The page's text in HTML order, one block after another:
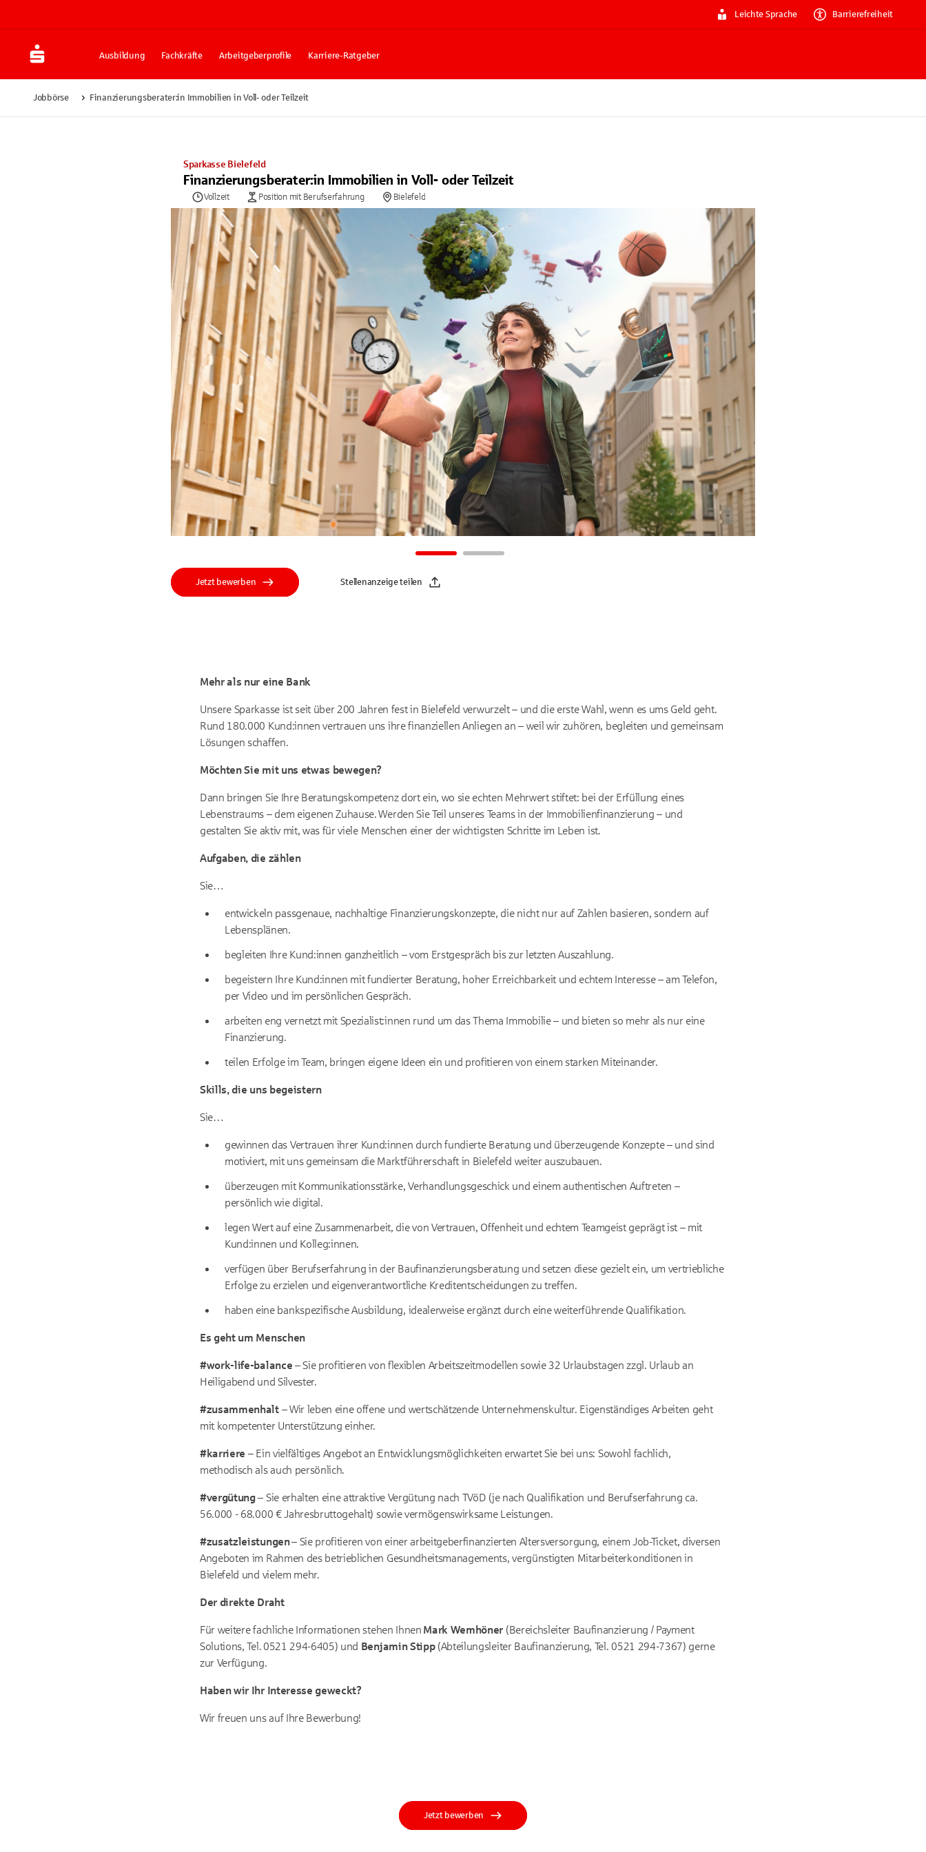
Leichte Sprache Barrierefreiheit
Ausbildung Fachkräfte Arbeitgeberprofile Karriere-Ratgeber
Jobbörse Finanzierungsberater:in Immobilien in Voll- oder Teilzeit
Sparkasse Bielefeld
Finanzierungsberater:in Immobilien in Voll- oder Teilzeit
Vollzeit Position mit Berufserfahrung Bielefeld
Jetzt bewerben Stellenanzeige teilen
Mehr als nur eine Bank
Unsere Sparkasse ist seit über 200 Jahren fest in Bielefeld verwurzelt – und die erste Wahl, wenn es ums Geld geht.
Rund 180.000 Kund:innen vertrauen uns ihre finanziellen Anliegen an – weil wir zuhören, begleiten und gemeinsam
Lösungen schaffen.
Möchten Sie mit uns etwas bewegen?
Dann bringen Sie Ihre Beratungskompetenz dort ein, wo sie echten Mehrwert stiftet: bei der Erfüllung eines
Lebenstraums – dem eigenen Zuhause. Werden Sie Teil unseres Teams in der Immobilienfinanzierung – und
gestalten Sie aktiv mit, was für viele Menschen einer der wichtigsten Schritte im Leben ist.
Aufgaben, die zählen
Sie…
entwickeln passgenaue, nachhaltige Finanzierungskonzepte, die nicht nur auf Zahlen basieren, sondern auf
Lebensplänen.
begleiten Ihre Kund:innen ganzheitlich – vom Erstgespräch bis zur letzten Auszahlung.
begeistern Ihre Kund:innen mit fundierter Beratung, hoher Erreichbarkeit und echtem Interesse – am Telefon,
per Video und im persönlichen Gespräch.
arbeiten eng vernetzt mit Spezialist:innen rund um das Thema Immobilie – und bieten so mehr als nur eine
Finanzierung.
teilen Erfolge im Team, bringen eigene Ideen ein und profitieren von einem starken Miteinander.
Skills, die uns begeistern
Sie…
gewinnen das Vertrauen ihrer Kund:innen durch fundierte Beratung und überzeugende Konzepte – und sind
motiviert, mit uns gemeinsam die Marktführerschaft in Bielefeld weiter auszubauen.
überzeugen mit Kommunikationsstärke, Verhandlungsgeschick und einem authentischen Auftreten –
persönlich wie digital.
legen Wert auf eine Zusammenarbeit, die von Vertrauen, Offenheit und echtem Teamgeist geprägt ist – mit
Kund:innen und Kolleg:innen.
verfügen über Berufserfahrung in der Baufinanzierungsberatung und setzen diese gezielt ein, um vertriebliche
Erfolge zu erzielen und eigenverantwortliche Kreditentscheidungen zu treffen.
haben eine bankspezifische Ausbildung, idealerweise ergänzt durch eine weiterführende Qualifikation.
Es geht um Menschen
#work-life-balance – Sie profitieren von flexiblen Arbeitszeitmodellen sowie 32 Urlaubstagen zzgl. Urlaub an
Heiligabend und Silvester.
#zusammenhalt– Wir leben eine offene und wertschätzende Unternehmenskultur. Eigenständiges Arbeiten geht
mit kompetenter Unterstützung einher.
#karriere – Ein vielfältiges Angebot an Entwicklungsmöglichkeiten erwartet Sie bei uns: Sowohl fachlich,
methodisch als auch persönlich.
#vergütung– Sie erhalten eine attraktive Vergütung nach TVöD (je nach Qualifikation und Berufserfahrung ca.
56.000 - 68.000 € Jahresbruttogehalt) sowie vermögenswirksame Leistungen.
#zusatzleistungen– Sie profitieren von einer arbeitgeberfinanzierten Altersversorgung, einem Job-Ticket, diversen
Angeboten im Rahmen des betrieblichen Gesundheitsmanagements, vergünstigten Mitarbeiterkonditionen in
Bielefeld und vielem mehr.
Der direkte Draht
Für weitere fachliche Informationen stehen Ihnen Mark Wemhöner (Bereichsleiter Baufinanzierung / Payment
Solutions, Tel. 0521 294-6405) und Benjamin Stipp (Abteilungsleiter Baufinanzierung, Tel. 0521 294-7367) gerne
zur Verfügung.
Haben wir Ihr Interesse geweckt?
Wir freuen uns auf Ihre Bewerbung!
Jetzt bewerben